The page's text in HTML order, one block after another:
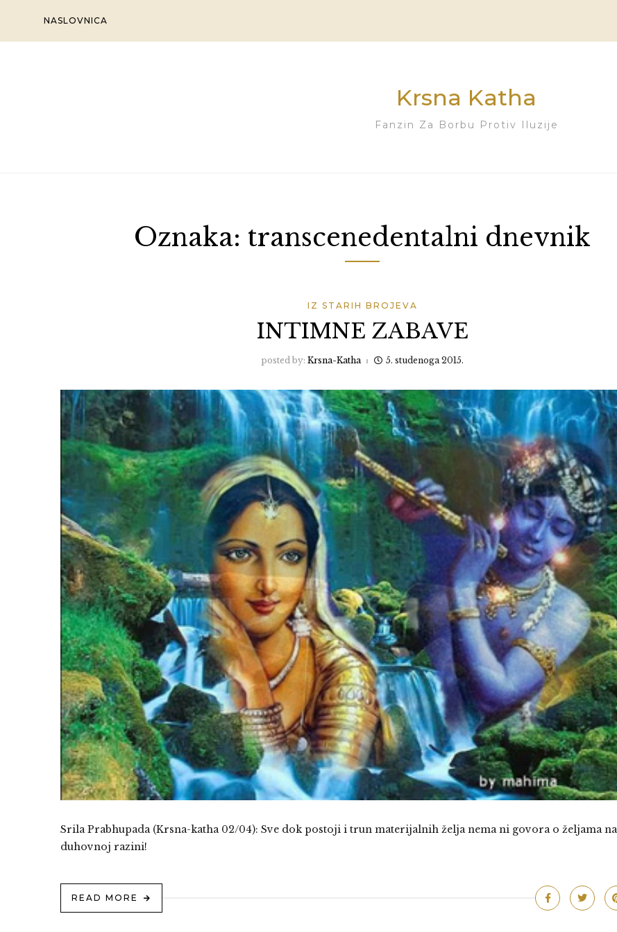
content
NASLOVNICA
Krsna Katha
Fanzin Za Borbu Protiv Iluzije
Oznaka: transcenedentalni dnevnik
IZ STARIH BROJEVA
INTIMNE ZABAVE
posted by: Krsna-Katha 5. studenoga 2015.
Srila Prabhupada (Krsna-katha 02/04): Sve dok postoji i trun materijalnih želja nema ni govora o željama na
duhovnoj razini!
READ MORE